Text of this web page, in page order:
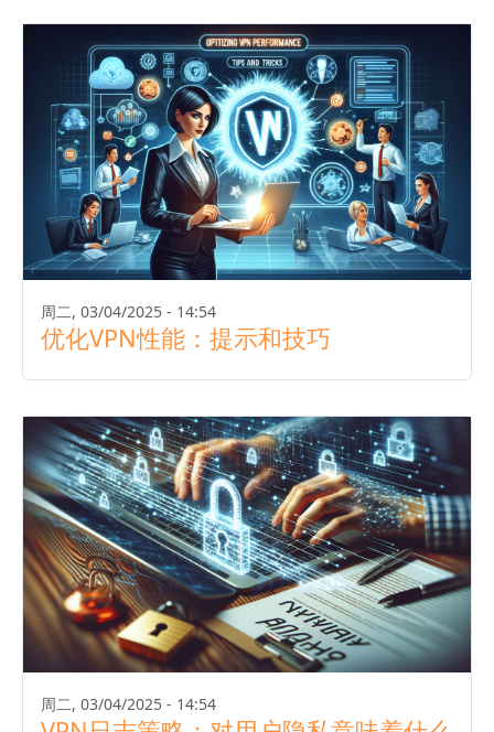
周二, 03/04/2025 - 14:54
优化VPN性能：提示和技巧
周二, 03/04/2025 - 14:54